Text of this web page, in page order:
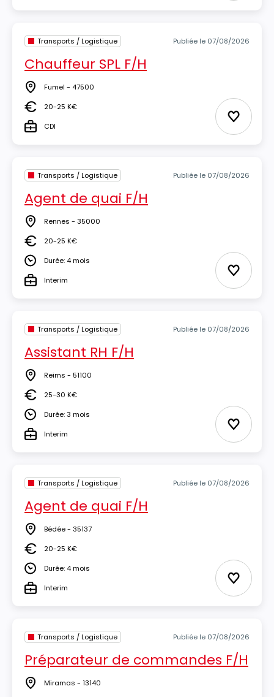
Transports / Logistique Publiée le 07/08/2026
Chauffeur SPL F/H
Lieu Fumel - 47500
Salaire20-25 K€
TypeCDI Ajouter
Transports / Logistique Publiée le 07/08/2026
Agent de quai F/H
Lieu Rennes - 35000
Salaire20-25 K€
DuréeDurée: 4 mois
TypeInterim Ajouter
Transports / Logistique Publiée le 07/08/2026
Assistant RH F/H
Lieu Reims - 51100
Salaire25-30 K€
DuréeDurée: 3 mois
TypeInterim Ajouter
Transports / Logistique Publiée le 07/08/2026
Agent de quai F/H
Lieu Bédée - 35137
Salaire20-25 K€
DuréeDurée: 4 mois
TypeInterim Ajouter
Transports / Logistique Publiée le 07/08/2026
Préparateur de commandes F/H
Lieu Miramas - 13140